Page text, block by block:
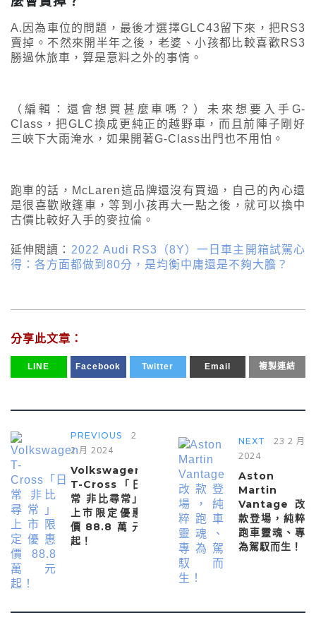
A.因為車位的問題，最後才選擇GLC43留下來，把RS3
賣掉。不然來開半年之後，老婆、小孩都比較喜歡RS3
勝過休旅車，算是意料之外的事情。
（編輯：還會想買甚麼車嗎？）未來想要入手G-
Class，把GLC換成更純正的越野車，而且前陣子剛好
三峽下大雨淹水，如果開著G-Class出門也不用怕。
跑車的話，McLaren這品牌還沒有買過，自己的內心還
是很喜歡敞篷車，等到小孩再大一點之後，就可以換中
古價比較好入手的麥拉倫。
延伸閱讀： 2022 Audi RS3（8Y）一日車主開箱試駕心
得：各方面都做到80分，是均衡中庸還是不夠大膽？
分享此文章：
LINE Facebook Twitter Email 複製連結
PREVIOUS
21
2 月 2024
Volkswagen
T-Cross「日
常 非比尋常」
上市限定優惠
價88.8萬元
起！
NEXT
23 2 月
2024
Aston
Martin
Vantage改
款登場，純粹
跑車靈魂、專
為駕馭而生！